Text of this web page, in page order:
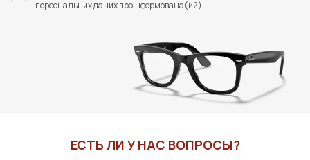
персональних даних проінформована(ий)
ЕСТЬ ЛИ У НАС ВОПРОСЫ?